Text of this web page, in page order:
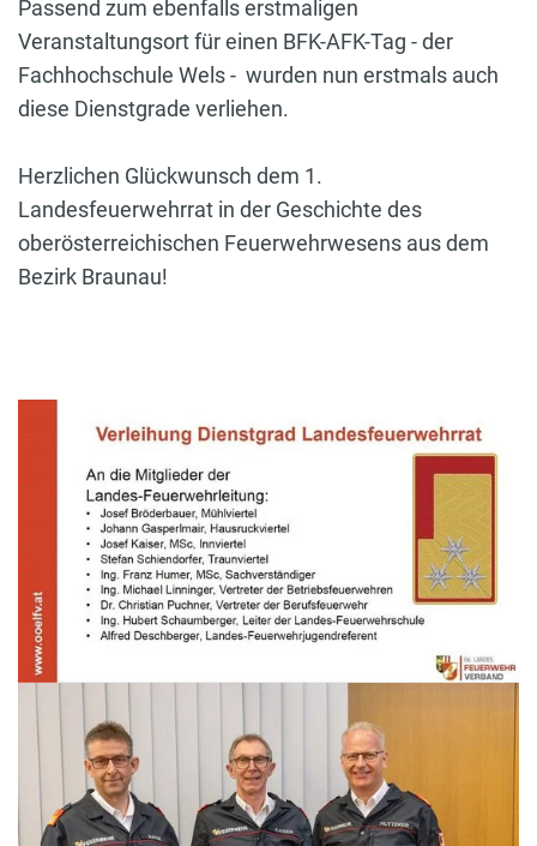
Passend zum ebenfalls erstmaligen
Veranstaltungsort für einen BFK-AFK-Tag - der
Fachhochschule Wels - wurden nun erstmals auch
diese Dienstgrade verliehen.
Herzlichen Glückwunsch dem 1.
Landesfeuerwehrrat in der Geschichte des
oberösterreichischen Feuerwehrwesens aus dem
Bezirk Braunau!